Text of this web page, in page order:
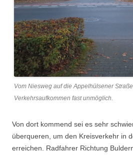
Vom Niesweg auf die Appelhülsener
Verkehrsaufkommen fast unmöglich.
Von dort kommend sei es sehr
überqueren, um den Kreisverkehr in
erreichen. Radfahrer Richtung